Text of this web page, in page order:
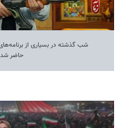
شب گذشته در بسیاری از
حاضر